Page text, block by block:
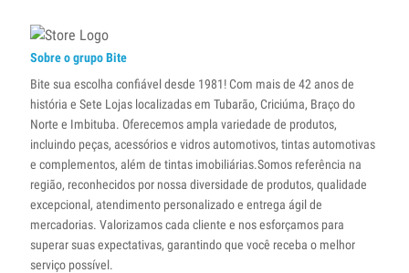
Sobre o grupo Bite
Bite sua escolha confiável desde 1981! Com mais de 42 anos de
história e Sete Lojas localizadas em Tubarão, Criciúma, Braço do
Norte e Imbituba. Oferecemos ampla variedade de produtos,
incluindo peças, acessórios e vidros automotivos, tintas automotivas
e complementos, além de tintas imobiliárias.Somos referência na
região, reconhecidos por nossa diversidade de produtos, qualidade
excepcional, atendimento personalizado e entrega ágil de
mercadorias. Valorizamos cada cliente e nos esforçamos para
superar suas expectativas, garantindo que você receba o melhor
serviço possível.